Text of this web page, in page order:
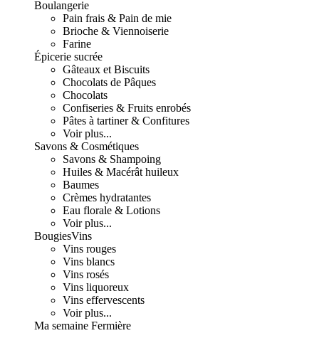
Boulangerie
Pain frais & Pain de mie
Brioche & Viennoiserie
Farine
Épicerie sucrée
Gâteaux et Biscuits
Chocolats de Pâques
Chocolats
Confiseries & Fruits enrobés
Pâtes à tartiner & Confitures
Voir plus...
Savons & Cosmétiques
Savons & Shampoing
Huiles & Macérât huileux
Baumes
Crèmes hydratantes
Eau florale & Lotions
Voir plus...
BougiesVins
Vins rouges
Vins blancs
Vins rosés
Vins liquoreux
Vins effervescents
Voir plus...
Ma semaine Fermière